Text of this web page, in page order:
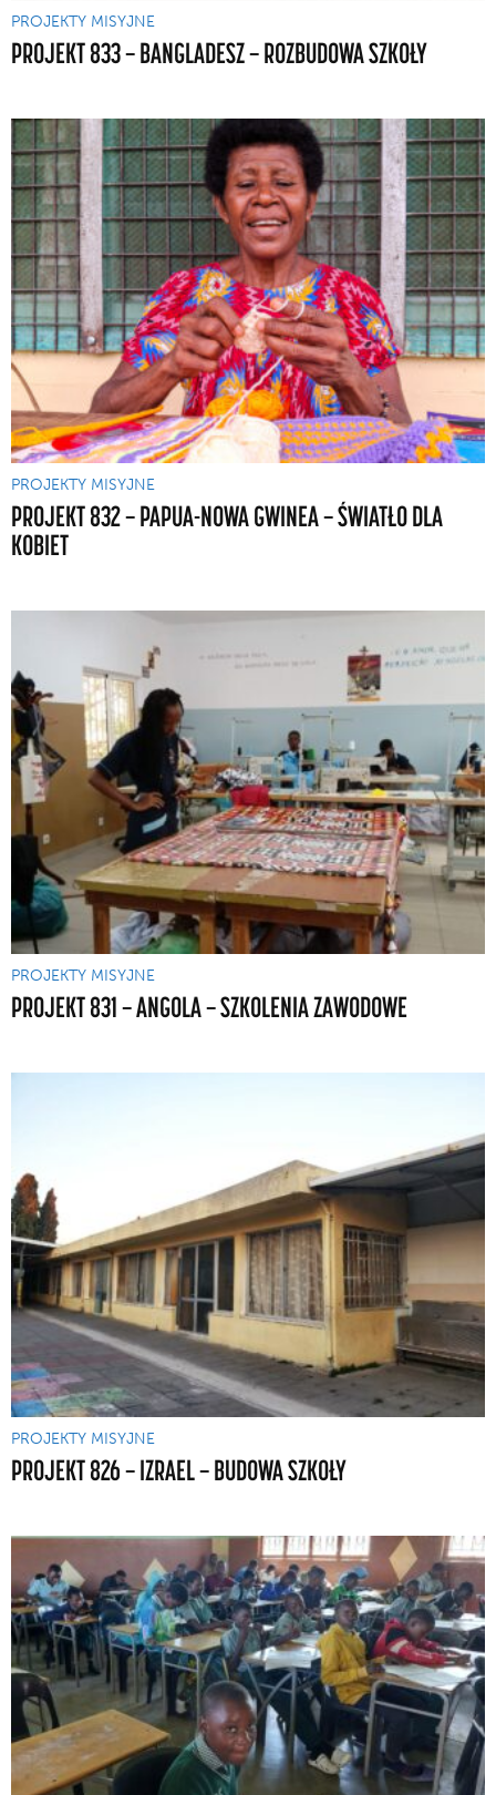
PROJEKTY MISYJNE
PROJEKT 833 — BANGLADESZ — ROZBUDOWA SZKOŁY
PROJEKTY MISYJNE
PROJEKT 832 — PAPUA-NOWA GWINEA — ŚWIATŁO DLA
KOBIET
PROJEKTY MISYJNE
PROJEKT 831 — ANGOLA — SZKOLENIA ZAWODOWE
PROJEKTY MISYJNE
PROJEKT 826 — IZRAEL — BUDOWA SZKOŁY